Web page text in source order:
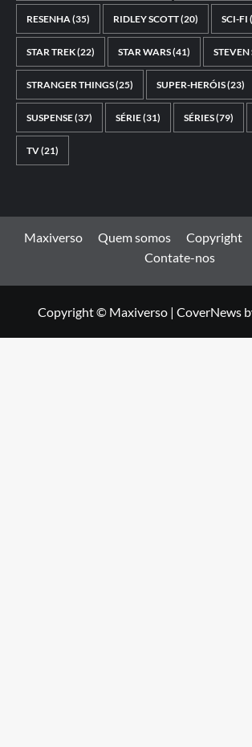
RESENHA (35) RIDLEY SCOTT(20) SCI-FI
STAR TREK(22) STAR WARS(41) STEVEN
STRANGER THINGS(25) SUPER-HERÓIS(23)
SUSPENSE(37) SÉRIE(31) SÉRIES(79)
TV(21)
Maxiverso Quem somos Copyright
Contate-nos
Copyright © Maxiverso | CoverNews